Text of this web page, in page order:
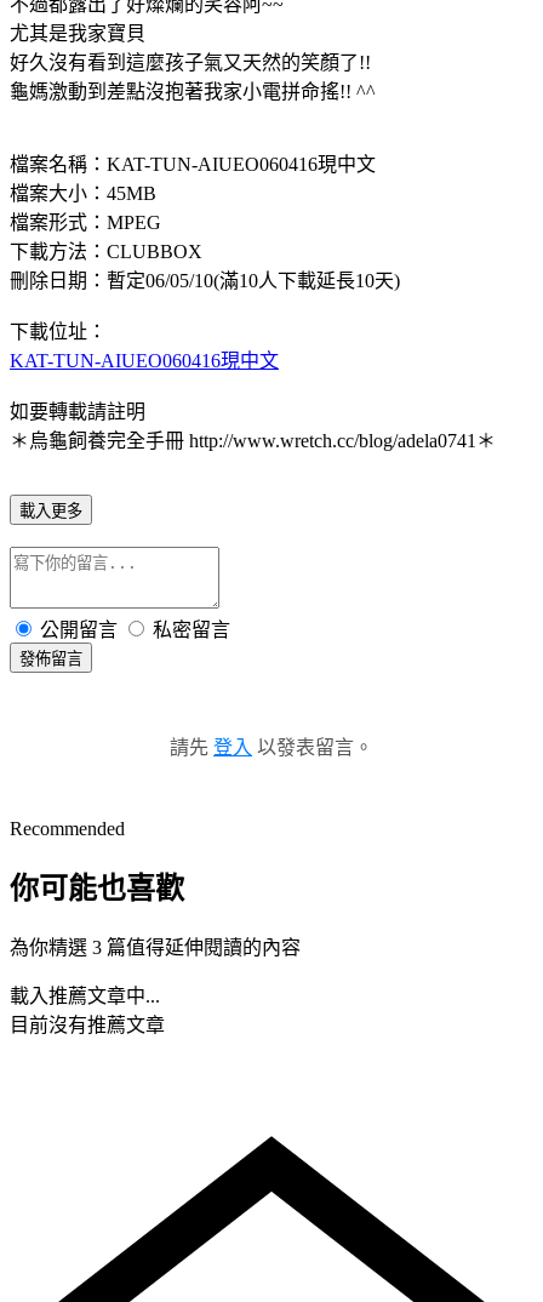
尤其是我家寶貝
好久沒有看到這麼孩子氣又天然的笑顏了!!
龜媽激動到差點沒抱著我家小電拼命搖!! ^^
檔案名稱：KAT-TUN-AIUEO060416現中文
檔案大小：45MB
檔案形式：MPEG
下載方法：CLUBBOX
刪除日期：暫定06/05/10(滿10人下載延長10天)
下載位址：
KAT-TUN-AIUEO060416現中文
如要轉載請註明
＊烏龜飼養完全手冊 http://www.wretch.cc/blog/adela0741＊
載入更多
公開留言 私密留言
發佈留言
請先 登入 以發表留言。
Recommended
你可能也喜歡
為你精選 3 篇值得延伸閱讀的內容
載入推薦文章中...
目前沒有推薦文章